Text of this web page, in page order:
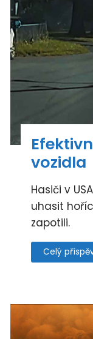
vozidla
Hasiči v
uhasit
zapotili.
Celý